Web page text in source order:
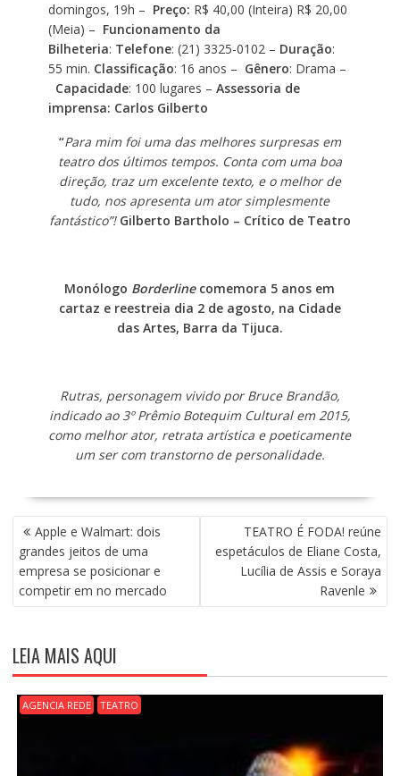
domingos, 19h – Preço: R$ 40,00 (Inteira) R$ 20,00
(Meia) – Funcionamento da
Bilheteria: Telefone: (21) 3325-0102 – Duração:
55 min. Classificação: 16 anos – Gênero: Drama –
Capacidade: 100 lugares – Assessoria de
imprensa: Carlos Gilberto
“Para mim foi uma das melhores surpresas em
teatro dos últimos tempos. Conta com uma boa
direção, traz um excelente texto, e o melhor de
tudo, nos apresenta um ator simplesmente
fantástico”!Gilberto Bartholo – Crítico de Teatro
Monólogo Borderlinecomemora 5 anos em
cartaz e reestreia dia 2 de agosto, na Cidade
das Artes, Barra da Tijuca.
Rutras, personagem vivido por Bruce Brandão,
indicado ao 3º Prêmio Botequim Cultural em 2015,
como melhor ator, retrata artística e poeticamente
um ser com transtorno de personalidade.
N
A
V
E
G
Ç
Ã
O
D
Apple e Walmart: dois
grandes jeitos de uma
empresa se posicionar e
competir em no mercado
TEATRO É FODA! reúne
espetáculos de Eliane Costa,
Lucília de Assis e Soraya
Ravenle
LEIA MAIS AQUI
AGENCIA REDE TEATRO